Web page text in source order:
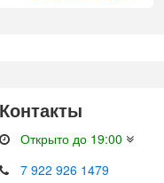
Контакты
Открыто до 19:00
7 922 926 1479